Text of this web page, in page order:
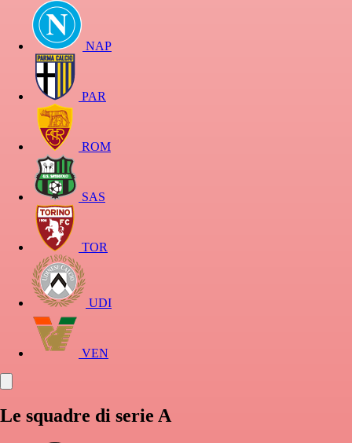
NAP
PAR
ROM
SAS
TOR
UDI
VEN
Le squadre di serie A